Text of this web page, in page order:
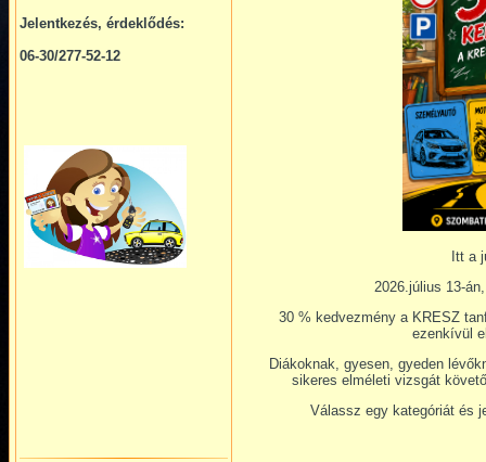
Jelentkezés, érdeklődés:
06-30/277-52-12
Itt a
2026.július 13-
30 % kedvezmény a KRESZ
ezenkívül
Diákoknak, gyesen, gyeden
sikeres elméleti vizsgát
Válassz egy kategóriát és